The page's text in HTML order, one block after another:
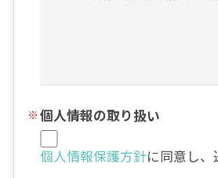
個人情報の取り扱い
個人情報保護方針に同意し、